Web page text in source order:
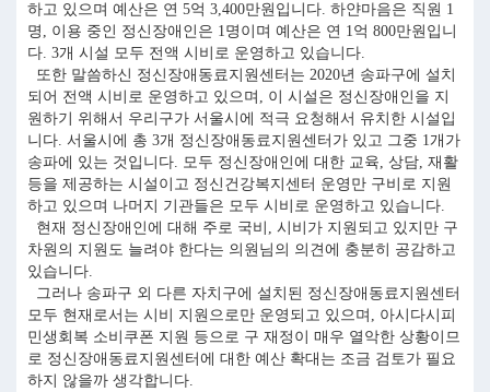
하고 있으며 예산은 연 5억 3,400만원입니다. 하얀마음은 직원 1
명, 이용 중인 정신장애인은 1명이며 예산은 연 1억 800만원입니
다. 3개 시설 모두 전액 시비로 운영하고 있습니다.
또한 말씀하신 정신장애동료지원센터는 2020년 송파구에 설치
되어 전액 시비로 운영하고 있으며, 이 시설은 정신장애인을 지
원하기 위해서 우리구가 서울시에 적극 요청해서 유치한 시설입
니다. 서울시에 총 3개 정신장애동료지원센터가 있고 그중 1개가
송파에 있는 것입니다. 모두 정신장애인에 대한 교육, 상담, 재활
등을 제공하는 시설이고 정신건강복지센터 운영만 구비로 지원
하고 있으며 나머지 기관들은 모두 시비로 운영하고 있습니다.
현재 정신장애인에 대해 주로 국비, 시비가 지원되고 있지만 구
차원의 지원도 늘려야 한다는 의원님의 의견에 충분히 공감하고
있습니다.
그러나 송파구 외 다른 자치구에 설치된 정신장애동료지원센터
모두 현재로서는 시비 지원으로만 운영되고 있으며, 아시다시피
민생회복 소비쿠폰 지원 등으로 구 재정이 매우 열악한 상황이므
로 정신장애동료지원센터에 대한 예산 확대는 조금 검토가 필요
하지 않을까 생각합니다.